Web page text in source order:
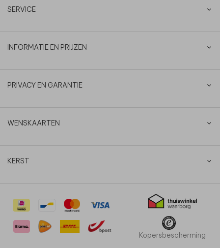
SERVICE
INFORMATIE EN PRIJZEN
PRIVACY EN GARANTIE
WENSKAARTEN
KERST
Kopersbescherming